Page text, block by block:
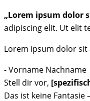
„Lorem ipsum dolor
adipiscing elit. Ut elit
Lorem ipsum dolor sit
- Vorname Nachname
Stell dir vor,
Das ist keine Fantasie